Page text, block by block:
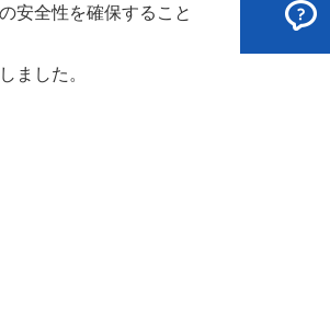
安全性を確保すること
ました。